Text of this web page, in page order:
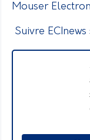
Mouser
Suivre